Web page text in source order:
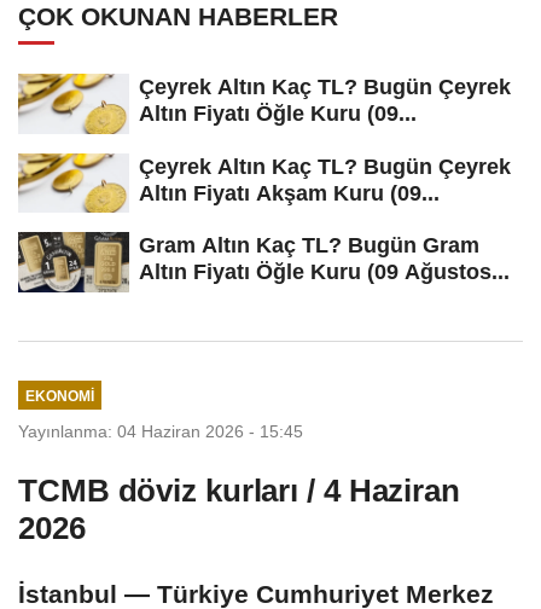
ÇOK OKUNAN HABERLER
Çeyrek Altın Kaç TL? Bugün Çeyrek
Altın Fiyatı Öğle Kuru (09...
Çeyrek Altın Kaç TL? Bugün Çeyrek
Altın Fiyatı Akşam Kuru (09...
Gram Altın Kaç TL? Bugün Gram
Altın Fiyatı Öğle Kuru (09 Ağustos...
EKONOMI
Yayınlanma: 04 Haziran 2026 - 15:45
TCMB döviz kurları / 4 Haziran
2026
İstanbul — Türkiye Cumhuriyet Merkez